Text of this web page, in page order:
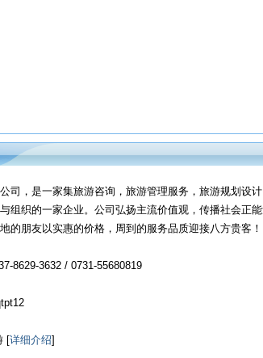
司，是一家集旅游咨询，旅游管理服务，旅游规划设
组织的一家企业。公司弘扬主流价值观，传播社会正
的朋友以实惠的价格，周到的服务品质迎接八方贵客！
8629-3632 / 0731-55680819
[详细介绍]